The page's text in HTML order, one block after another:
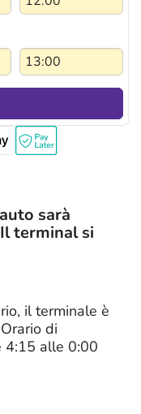
sarà
terminal si
il terminale è
di
4:15 alle 0:00